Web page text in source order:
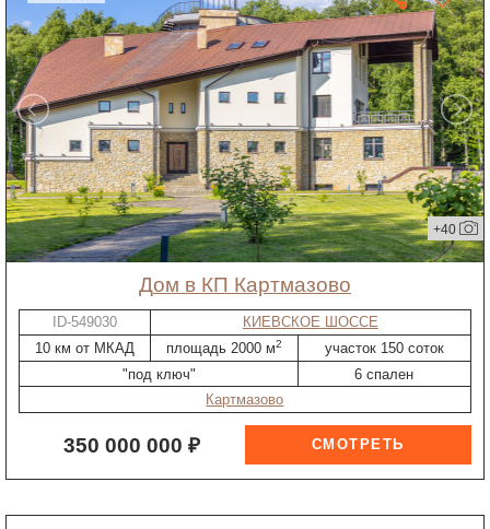
+40
дом в КП Картмазово
ID-549030
КИЕВСКОЕ ШОССЕ
10 км от МКАД
площадь 2000 м2
участок 150 соток
"под ключ"
6 спален
Картмазово
350 000 000 ₽